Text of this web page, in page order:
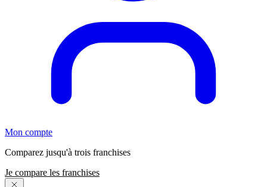
Mon compte
Comparez jusqu'à trois franchises
Je compare les franchises